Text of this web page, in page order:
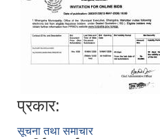
प्रकार:
सूचना तथा समाचार